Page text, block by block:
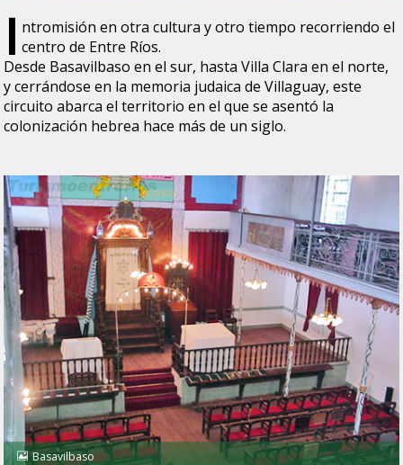
I ntromisión en otra cultura y otro tiempo recorriendo el
centro de Entre Ríos.
Desde Basavilbaso en el sur, hasta Villa Clara en el norte,
y cerrándose en la memoria judaica de Villaguay, este
circuito abarca el territorio en el que se asentó la
colonización hebrea hace más de un siglo.
Basavilbaso